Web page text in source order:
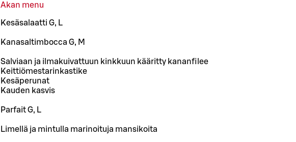
Akan menu
Kesäsalaatti G, L
Kanasaltimbocca G, M
Salviaan ja ilmakuivattuun kinkkuun kääritty kananfilee
Keittiömestarinkastike
Kesäperunat
Kauden kasvis
Parfait G, L
Limellä ja mintulla marinoituja mansikoita